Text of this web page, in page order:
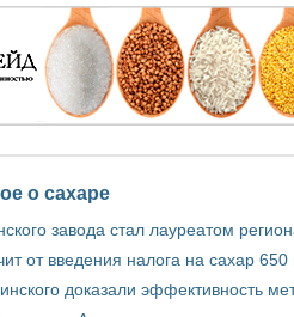
о сахаре
завода стал лауреатом
от введения налога на сахар
доказали эффективность